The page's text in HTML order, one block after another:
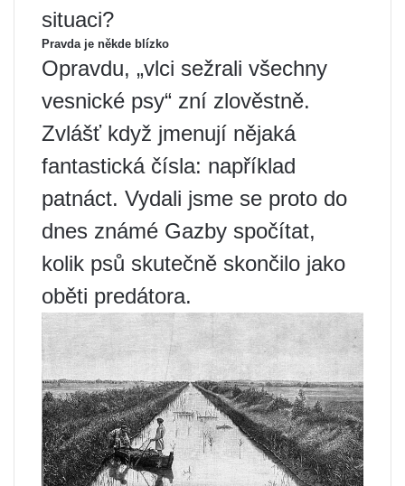
situaci?
Pravda je někde blízko
Opravdu, „vlci sežrali všechny
vesnické psy“ zní zlověstně.
Zvlášť když jmenují nějaká
fantastická čísla: například
patnáct. Vydali jsme se proto do
dnes známé Gazby spočítat,
kolik psů skutečně skončilo jako
oběti predátora.